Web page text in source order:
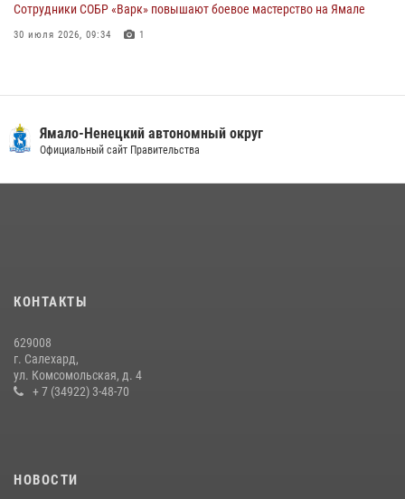
Сотрудники СОБР «Варк» повышают боевое мастерство на Ямале
30 июля 2026, 09:34 1
18 июля 2026, 09:36 3
«Росгвардия. Вехи истории»: войска правопорядка на охране
стратегических объектов поверженной Германии (видео)
20 июля 2026, 09:03
Ямало-Ненецкий автономный округ
Официальный сайт Правительства
КОНТАКТЫ
629008
г. Салехард,
ул. Комсомольская, д. 4
+ 7 (34922) 3-48-70
НОВОСТИ